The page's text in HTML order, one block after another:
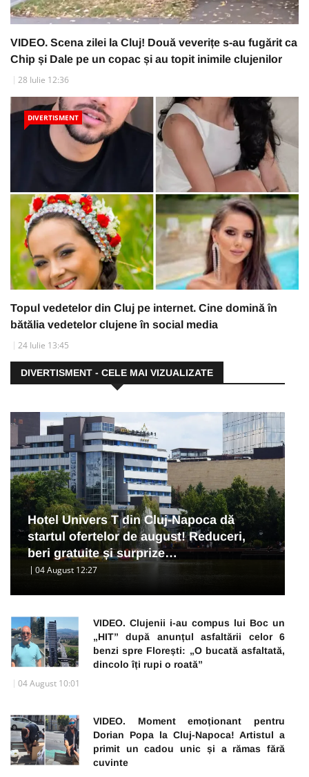
VIDEO. Scena zilei la Cluj! Două veverițe s-au fugărit ca
Chip și Dale pe un copac și au topit inimile clujenilor
28 Iulie 12:36
DIVERTISMENT
Topul vedetelor din Cluj pe internet. Cine domină în
bătălia vedetelor clujene în social media
24 Iulie 13:45
DIVERTISMENT - CELE MAI VIZUALIZATE
Hotel Univers T din Cluj-Napoca dă
startul ofertelor de august! Reduceri,
beri gratuite și surprize…
04 August 12:27
VIDEO. Clujenii i-au compus lui Boc un
„HIT” după anunțul asfaltării celor 6
benzi spre Florești: „O bucată asfaltată,
dincolo îți rupi o roată”
04 August 10:01
VIDEO. Moment emoționant pentru
Dorian Popa la Cluj-Napoca! Artistul a
primit un cadou unic și a rămas fără
cuvinte